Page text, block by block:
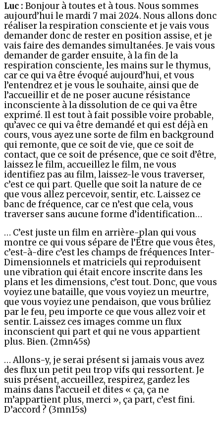
Luc : Bonjour à toutes et à tous. Nous sommes
aujourd’hui le mardi 7 mai 2024. Nous allons donc
réaliser la respiration consciente et je vais vous
demander donc de rester en position assise, et je
vais faire des demandes simultanées. Je vais vous
demander de garder ensuite, à la fin de la
respiration consciente, les mains sur le thymus,
car ce qui va être évoqué aujourd’hui, et vous
l’entendrez et je vous le souhaite, ainsi que de
l’accueillir et de ne poser aucune résistance
inconsciente à la dissolution de ce qui va être
exprimé. Il est tout à fait possible voire probable,
qu’avec ce qui va être demandé et qui est déjà en
cours, vous ayez une sorte de film en background
qui remonte, que ce soit de vie, que ce soit de
contact, que ce soit de présence, que ce soit d’être,
laissez le film, accueillez le film, ne vous
identifiez pas au film, laissez-le vous traverser,
c’est ce qui part. Quelle que soit la nature de ce
que vous allez percevoir, sentir, etc. Laissez ce
banc de fréquence, car ce n’est que cela, vous
traverser sans aucune forme d’identification…
… C’est juste un film en arrière-plan qui vous
montre ce qui vous sépare de l’Être que vous êtes,
c’est-à-dire c’est les champs de fréquences Inter-
Dimensionnels et matriciels qui reproduisent
une vibration qui était encore inscrite dans les
plans et les dimensions, c’est tout. Donc, que vous
voyiez une bataille, que vous voyiez un meurtre,
que vous voyiez une pendaison, que vous brûliez
par le feu, peu importe ce que vous allez voir et
sentir. Laissez ces images comme un flux
inconscient qui part et qui ne vous appartient
plus. Bien. (2mn45s)
… Allons-y, je serai présent si jamais vous avez
des flux un petit peu trop vifs qui ressortent. Je
suis présent, accueillez, respirez, gardez les
mains dans l’accueil et dites « ça, ça ne
m’appartient plus, merci », ça part, c’est fini.
D’accord ? (3mn15s)